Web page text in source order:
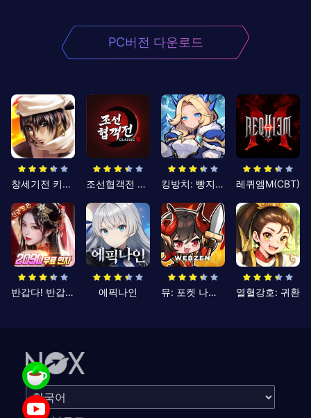
PC버전 다운로드
창세기전 키우기 조선협객전 클래식 킹방치: 빵지의 제왕 레퀴엠M(CBT)
반갑다! 반갑삼국지 에픽나인 뮤: 포켓 나이츠 열혈강호: 귀환